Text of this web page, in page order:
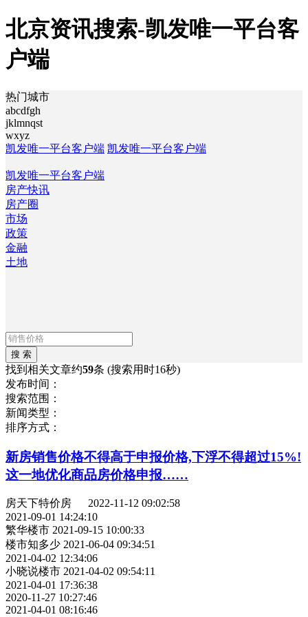
北京资讯搜索-凯发唯一平台客
户端
热门城市
abcdfgh
jklmnqst
wxyz
凯发唯一平台客户端 凯发唯一平台客户端
凯发唯一平台客户端
房产快讯
房产圈
市场
政策
金融
土地
找到相关文章约59条 (搜索用时16秒)
发布时间：
搜索范围：
新闻类型：
排序方式：
新房销售价格不得高于申报价格,下浮不得超过15%!
这一地优化商品房价格申报……
房天下特价房
2022-11-12 09:02:58
2021-09-01 14:24:10
繁华楼市 2021-09-15 10:00:33
楼市知多少 2021-06-04 09:34:51
2021-04-02 12:34:06
小晓说楼市 2021-04-02 09:54:11
2021-04-01 17:36:38
2020-11-27 10:27:46
2021-04-01 08:16:46